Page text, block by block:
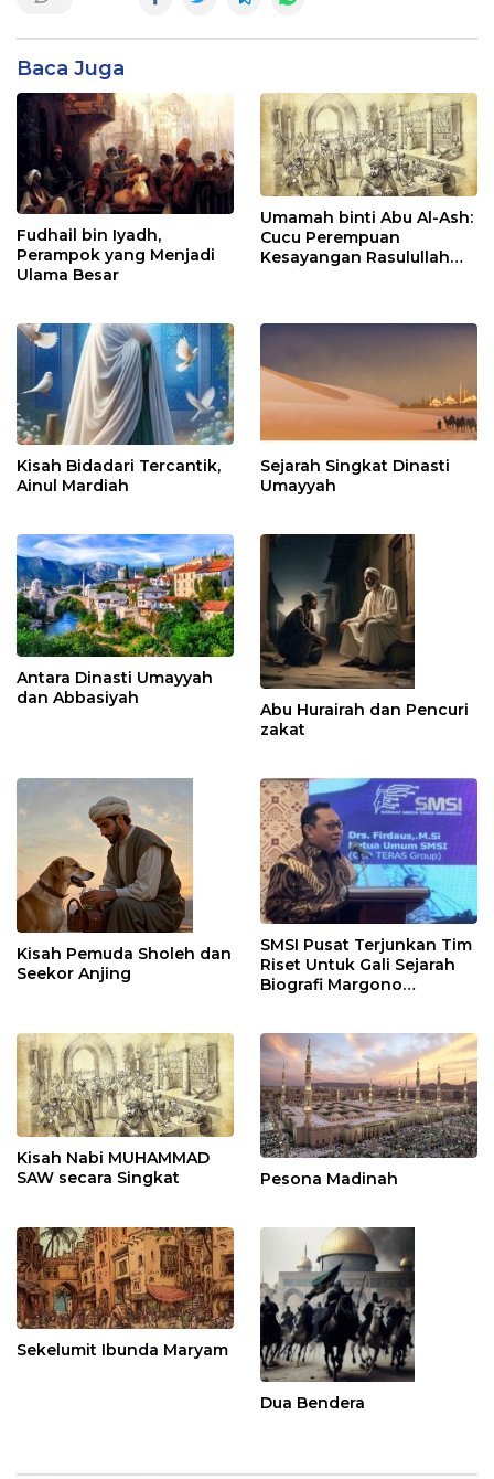
Baca Juga
Fudhail bin Iyadh,
Perampok yang Menjadi
Ulama Besar
Umamah binti Abu Al-Ash:
Cucu Perempuan
Kesayangan Rasulullah
Kisah Bidadari Tercantik,
Ainul Mardiah
Sejarah Singkat Dinasti
Umayyah
Antara Dinasti Umayyah
dan Abbasiyah
Abu Hurairah dan Pencuri
zakat
Kisah Pemuda Sholeh dan
Seekor Anjing
SMSI Pusat Terjunkan Tim
Riset Untuk Gali Sejarah
Biografi Margono
Kisah Nabi MUHAMMAD
SAW secara Singkat
Pesona Madinah
Sekelumit Ibunda Maryam
Dua Bendera